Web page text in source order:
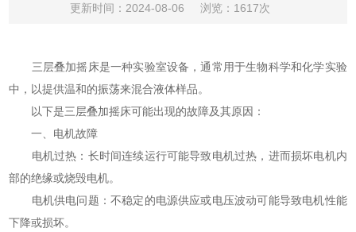
更新时间：2024-08-06 浏览：1617次
三层叠加摇床是一种实验室设备，通常用于生物科学和化学实验
中，以提供温和的振荡来混合液体样品。
以下是三层叠加摇床可能出现的故障及其原因：
一、电机故障
电机过热：长时间连续运行可能导致电机过热，进而损坏电机内
部的绝缘或烧毁电机。
电机供电问题：不稳定的电源供应或电压波动可能导致电机性能
下降或损坏。